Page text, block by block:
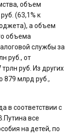
объем
(63,1% к
а объем
объема
службы за
руб., от
руб. Из других
879 млрд руб.,
в соответствии с
все
на детей, по